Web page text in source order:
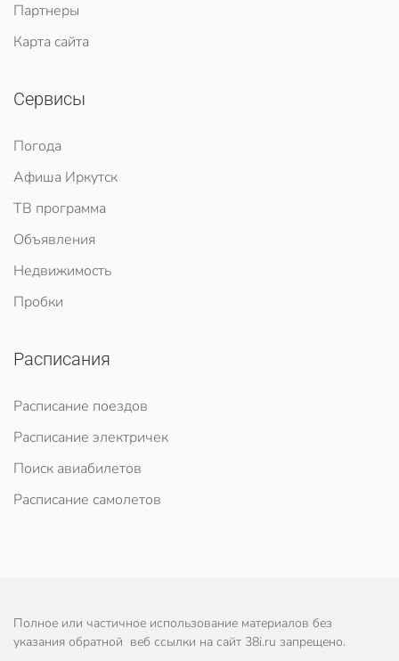
Партнеры
Карта сайта
Сервисы
Погода
Афиша Иркутск
ТВ программа
Объявления
Недвижимость
Пробки
Расписания
Расписание поездов
Расписание электричек
Поиск авиабилетов
Расписание самолетов
Полное или частичное использование материалов без
указания обратной веб ссылки на сайт 38i.ru запрещено.